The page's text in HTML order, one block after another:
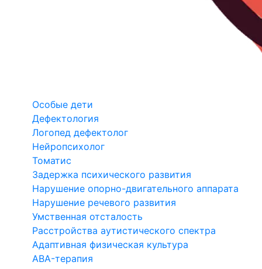
Особые дети
Дефектология
Логопед дефектолог
Нейропсихолог
Томатис
Задержка психического развития
Нарушение опорно-двигательного аппарата
Нарушение речевого развития
Умственная отсталость
Расстройства аутистического спектра
Адаптивная физическая культура
ABA-терапия